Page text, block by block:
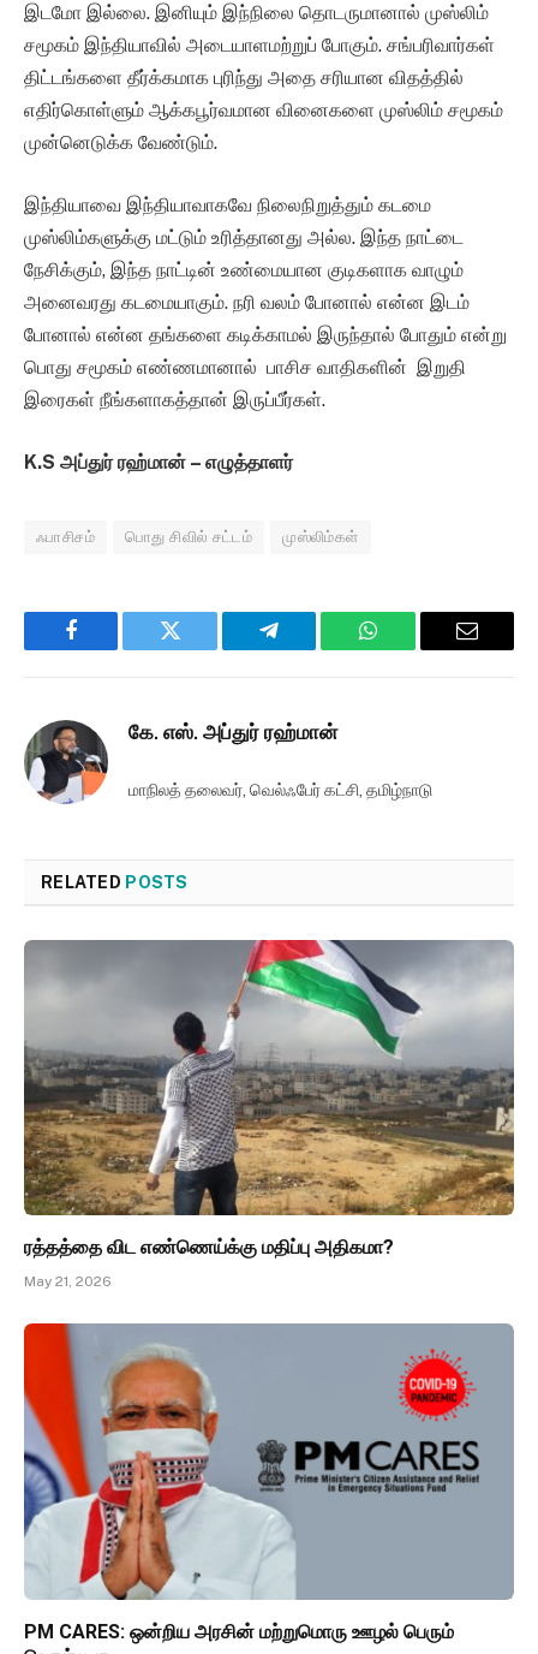
இடமோ இல்லை. இனியும் இந்நிலை தொடருமானால் முஸ்லிம்
சமூகம் இந்தியாவில் அடையாளமற்றுப் போகும். சங்பரிவார்கள்
திட்டங்களை தீர்க்கமாக புரிந்து அதை சரியான விதத்தில்
எதிர்கொள்ளும் ஆக்கபூர்வமான வினைகளை முஸ்லிம் சமூகம்
முன்னெடுக்க வேண்டும்.
இந்தியாவை இந்தியாவாகவே நிலைநிறுத்தும் கடமை
முஸ்லிம்களுக்கு மட்டும் உரித்தானது அல்ல. இந்த நாட்டை
நேசிக்கும், இந்த நாட்டின் உண்மையான குடிகளாக வாழும்
அனைவரது கடமையாகும். நரி வலம் போனால் என்ன இடம்
போனால் என்ன தங்களை கடிக்காமல் இருந்தால் போதும் என்று
பொது சமூகம் எண்ணமானால் பாசிச வாதிகளின் இறுதி
இரைகள் நீங்களாகத்தான் இருப்பீர்கள்.
K.S அப்துர் ரஹ்மான் – எழுத்தாளர்
ஃபாசிசம் பொது சிவில் சட்டம் முஸ்லிம்கள்
Facebook Twitter Telegram WhatsApp Email
கே. எஸ். அப்துர் ரஹ்மான்
மாநிலத் தலைவர், வெல்ஃபேர் கட்சி, தமிழ்நாடு
RELATED POSTS
ரத்தத்தை விட எண்ணெய்க்கு மதிப்பு அதிகமா?
May 21, 2026
PM CARES: ஒன்றிய அரசின் மற்றுமொரு ஊழல் பெரும்